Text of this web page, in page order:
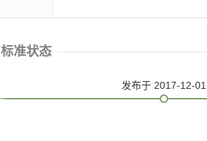
标准状态
发布于 2017-12-01